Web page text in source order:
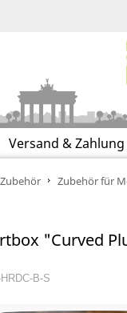
Versand & Zahlung
Zubehör Zubehör für
"Curved
B-S